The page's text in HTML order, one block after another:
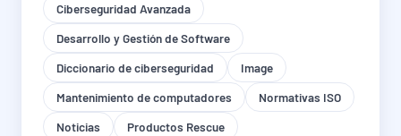
Ciberseguridad Avanzada
Desarrollo y Gestión de Software
Diccionario de ciberseguridad
Image
Mantenimiento de computadores
Normativas ISO
Noticias
Productos Rescue